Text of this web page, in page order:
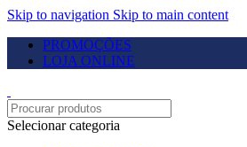
Skip to navigation Skip to main content
PROMOÇÕES
LOJA ONLINE
Selecionar categoria